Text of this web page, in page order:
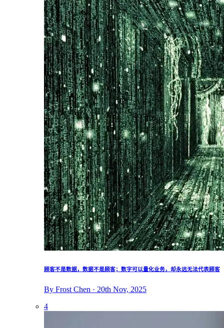
顾客不是数据，数据不是顾客；数字可以量化业务，却永远无法代表顾客
By Frost Chen · 20th Nov, 2025
4